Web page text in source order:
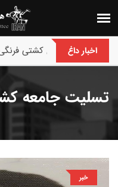
اخبار داغ
پایان رقابت های کشتی
تسلیت جامعه
خبر